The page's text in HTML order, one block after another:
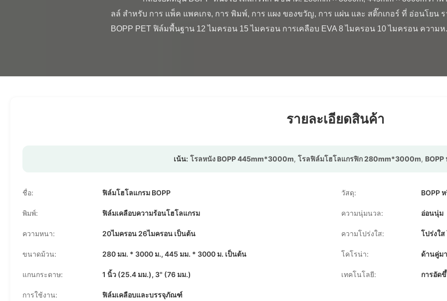
ลล์ สําหรับ การ แพ็ค แพคเกจ, การ พิมพ์, การ แผง ของขวัญ, การ แผ่น และ สติ๊กเกอร์ ที่ อ่อนโยน
BOPP PET ฟิล์มพื้นฐาน 12 ไมครอน 15 ไมครอน การเคลือบ EVA 8 ไมครอน 10 ไมครอน ความห
รายละเอียดสินค้า
เน้น: โรลหนัง BOPP 445mm*3000m, โรลฟิล์มโฮโลแกรฟิก 280mm*3000m,
ชื่อ: ฟิล์มโฮโลแกรม BOPP วัสดุ: BOPP
พิมพ์: ฟิล์มเคลือบความร้อนโฮโลแกรม ความนุ่มนวล: อ่อนนุ่ม
ความหนา: 20ไมครอน 26ไมครอน เป็นต้น ความโปร่งใส: โปร่งใ
ขนาดม้วน: 280 มม. * 3000 ม., 445 มม. * 3000 ม. เป็นต้น โคโรน่า: ด้านคู่ม
แกนกระดาษ: 1 นิ้ว (25.4 มม.), 3" (76 มม.) เทคโนโลยี: การอัด
การใช้งาน: ฟิล์มเคลือบและบรรจุภัณฑ์